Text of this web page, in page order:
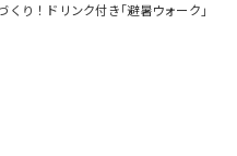
くり！ドリンク付き｢避暑ウォーク｣